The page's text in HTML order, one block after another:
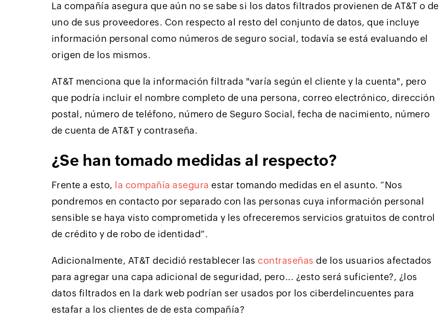
La compañía asegura que aún no se sabe si los datos filtrados provienen de AT&T o de
uno de sus proveedores. Con respecto al resto del conjunto de datos, que incluye
información personal como números de seguro social, todavía se está evaluando el
origen de los mismos.
AT&T menciona que la información filtrada "varía según el cliente y la cuenta", pero
que podría incluir el nombre completo de una persona, correo electrónico, dirección
postal, número de teléfono, número de Seguro Social, fecha de nacimiento, número
de cuenta de AT&T y contraseña.
¿Se han tomado medidas al respecto?
Frente a esto, la compañía asegura estar tomando medidas en el asunto. “Nos
pondremos en contacto por separado con las personas cuya información personal
sensible se haya visto comprometida y les ofreceremos servicios gratuitos de control
de crédito y de robo de identidad”.
Adicionalmente, AT&T decidió restablecer lascontraseñas de los usuarios afectados
para agregar una capa adicional de seguridad, pero... ¿esto será suficiente?, ¿los
datos filtrados en la dark web podrían ser usados por los ciberdelincuentes para
estafar a los clientes de de esta compañía?